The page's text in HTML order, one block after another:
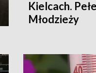
Kielcach.
Młodzieży